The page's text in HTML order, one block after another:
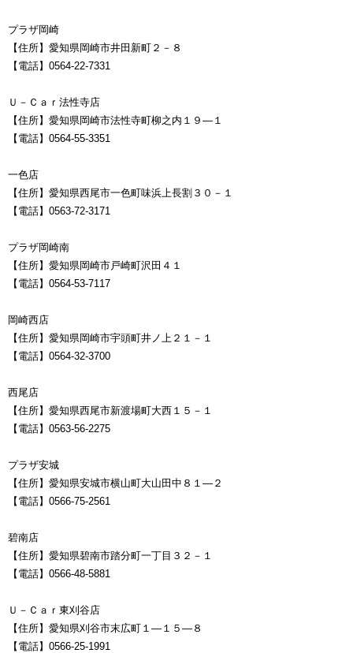
プラザ岡崎
【住所】愛知県岡崎市井田新町２－８
【電話】0564-22-7331
Ｕ－Ｃａｒ法性寺店
【住所】愛知県岡崎市法性寺町柳之内１９―１
【電話】0564-55-3351
一色店
【住所】愛知県西尾市一色町味浜上長割３０－１
【電話】0563-72-3171
プラザ岡崎南
【住所】愛知県岡崎市戸崎町沢田４１
【電話】0564-53-7117
岡崎西店
【住所】愛知県岡崎市宇頭町井ノ上２１－１
【電話】0564-32-3700
西尾店
【住所】愛知県西尾市新渡場町大西１５－１
【電話】0563-56-2275
プラザ安城
【住所】愛知県安城市横山町大山田中８１―２
【電話】0566-75-2561
碧南店
【住所】愛知県碧南市踏分町一丁目３２－１
【電話】0566-48-5881
Ｕ－Ｃａｒ東刈谷店
【住所】愛知県刈谷市末広町１―１５―８
【電話】0566-25-1991